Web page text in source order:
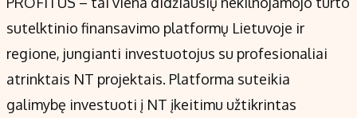
sutelktinio finansavimo platformų Lietuvoje ir
regione, jungianti investuotojus su profesionaliai
atrinktais NT projektais. Platforma suteikia
galimybę investuoti į NT įkeitimu užtikrintas